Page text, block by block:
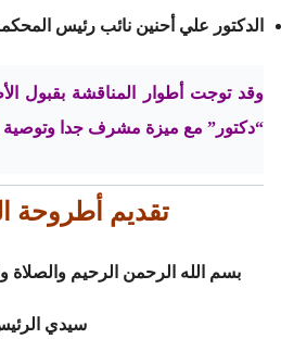
الدكتور علي أحنين نائب رئيس
وقد توجت أطوار المناقشة بقبول
“دكتور” مع ميزة مشرف جدا وتوصية
تقديم أطروحة
بسم الله الرحمن الرحيم والصلاة
سيدي